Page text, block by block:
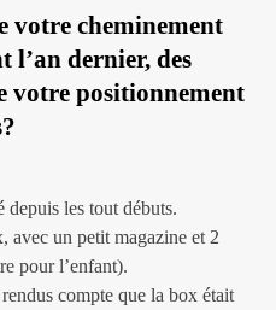
votre cheminement
l’an dernier, des
votre positionnement
depuis les tout débuts.
avec un petit magazine et 2
pour l’enfant).
compte que la box était